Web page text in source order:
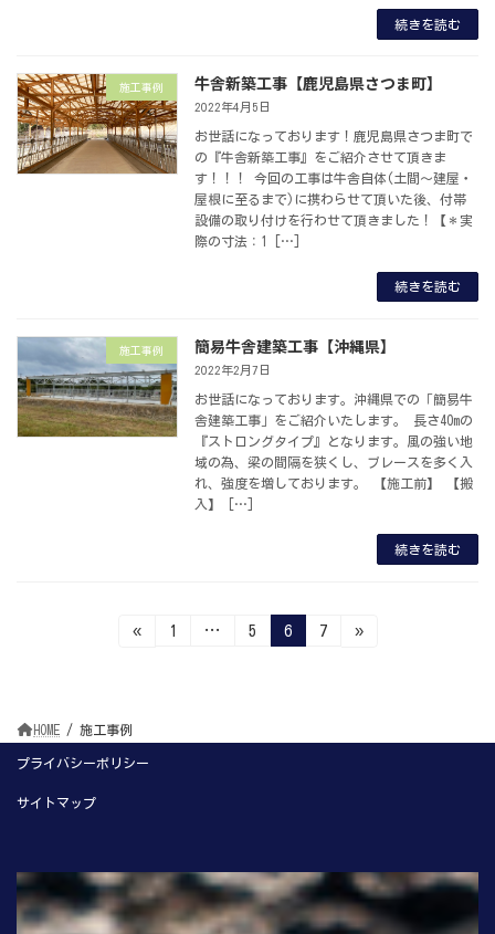
続きを読む
施工事例 牛舎新築工事【鹿児島県さつま町】
2022年4月5日
お世話になっております！鹿児島県さつま町で
の『牛舎新築工事』をご紹介させて頂きま
す！！！ 今回の工事は牛舎自体(土間～建屋・
屋根に至るまで)に携わらせて頂いた後、付帯
設備の取り付けを行わせて頂きました！【＊実
際の寸法：1 […]
続きを読む
施工事例 簡易牛舎建築工事【沖縄県】
2022年2月7日
お世話になっております。沖縄県での「簡易牛
舎建築工事」をご紹介いたします。 長さ40mの
『ストロングタイプ』となります。風の強い地
域の為、梁の間隔を狭くし、ブレースを多く入
れ、強度を増しております。 【施工前】 【搬
入】 […]
続きを読む
の
ペ
ー
送
り
«
固
1 …
固
5
固
定
6
固
7 »
HOME 施工事例
プライバシーポリシー
サイトマップ